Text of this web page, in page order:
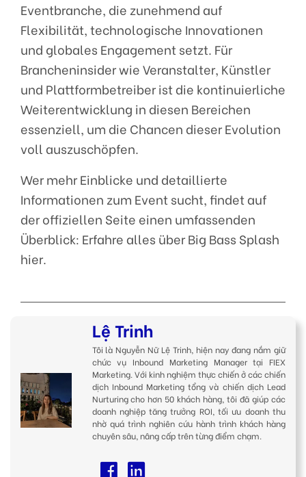
Eventbranche, die zunehmend auf
Flexibilität, technologische Innovationen
und globales Engagement setzt. Für
Brancheninsider wie Veranstalter, Künstler
und Plattformbetreiber ist die kontinuierliche
Weiterentwicklung in diesen Bereichen
essenziell, um die Chancen dieser Evolution
voll auszuschöpfen.
Wer mehr Einblicke und detaillierte
Informationen zum Event sucht, findet auf
der offiziellen Seite einen umfassenden
Überblick: Erfahre alles über Big Bass Splash
hier.
Lệ Trinh
Tôi là Nguyễn Nữ Lệ Trinh, hiện nay đang nắm giữ
chức vụ Inbound Marketing Manager tại FIEX
Marketing. Với kinh nghiệm thực chiến ở các chiến
dịch Inbound Marketing tổng và chiến dịch Lead
Nurturing cho hơn 50 khách hàng, tôi đã giúp các
doanh nghiệp tăng trưởng ROI, tối ưu doanh thu
nhờ quá trình nghiên cứu hành trình khách hàng
chuyên sâu, nâng cấp trên từng điểm chạm.